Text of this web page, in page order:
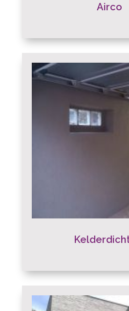
Airco